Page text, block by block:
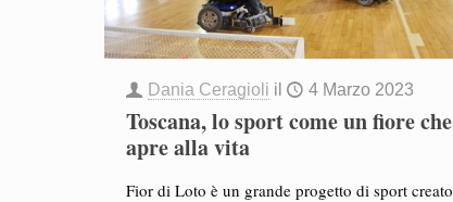
Dania Ceragioli il 4 Marzo 2023
Toscana, lo sport come un fiore che
apre alla vita
Fior di Loto è un grande progetto di sport creato